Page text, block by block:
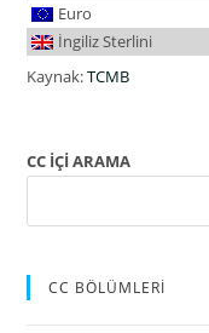
Euro
İngiliz Sterlini
Kaynak:TCMB
CC İÇİ ARAMA
CC BÖLÜMLERİ